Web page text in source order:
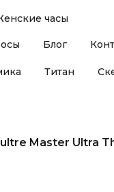
Блог
часы
Титан
Master Ultra